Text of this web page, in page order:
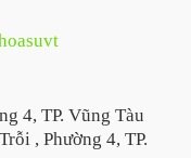
4, TP. Vũng Tàu
, Phường 4, TP.